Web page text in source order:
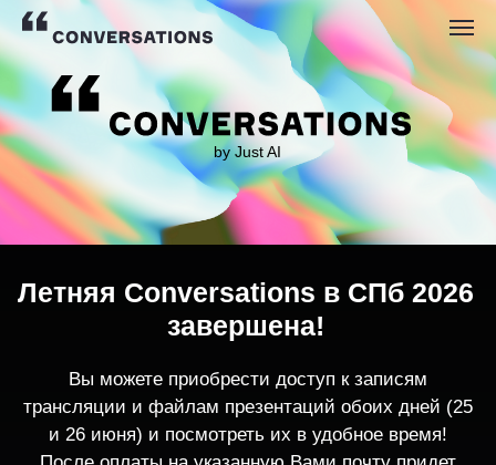
by Just AI
трансляции и файлам презентаций обоих дней (25
После оплаты на указанную Вами почту придет
записей трансляции возможен только с одного
устройства единовременно.
По любым вопросам пишите
contact@conversations-ai.co m
Летняя Conversations в СПб 2026
завершена!